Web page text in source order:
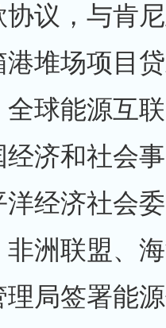
议，与肯
堆场项目
球能源互联
济和社会
洋经济社会
洲联盟、
局签署能